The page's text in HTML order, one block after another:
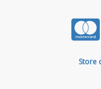
Store